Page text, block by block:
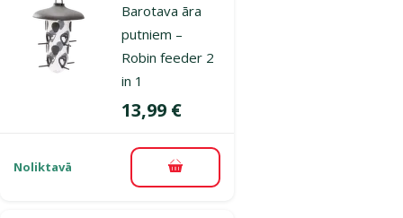
Barotava āra
putniem –
Robin feeder 2
in 1
Cena
13,99 €
Noliktavā Pievienot grozam